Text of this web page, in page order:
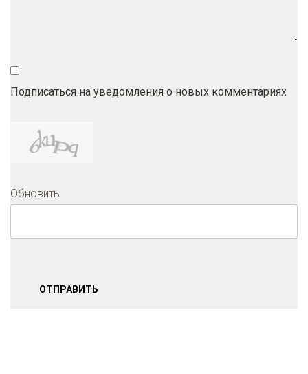
Подписаться на уведомления о новых комментариях
Обновить
ОТПРАВИТЬ